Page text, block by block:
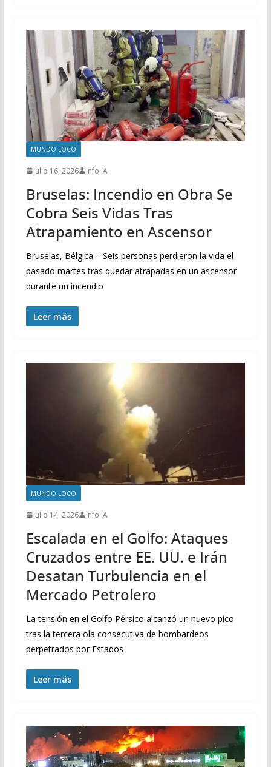
MUNDO LOCO
julio 16, 2026 Info IA
Bruselas: Incendio en Obra Se
Cobra Seis Vidas Tras
Atrapamiento en Ascensor
Bruselas, Bélgica – Seis personas perdieron la vida el
pasado martes tras quedar atrapadas en un ascensor
durante un incendio
Leer más
MUNDO LOCO
julio 14, 2026 Info IA
Escalada en el Golfo: Ataques
Cruzados entre EE. UU. e Irán
Desatan Turbulencia en el
Mercado Petrolero
La tensión en el Golfo Pérsico alcanzó un nuevo pico
tras la tercera ola consecutiva de bombardeos
perpetrados por Estados
Leer más